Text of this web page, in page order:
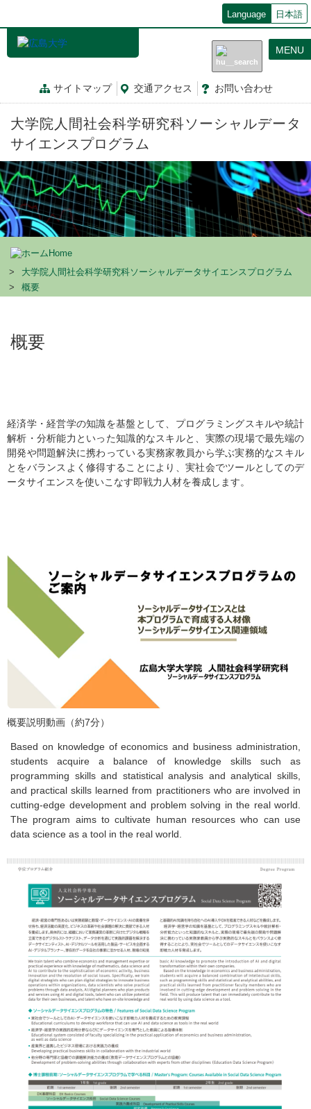
Language 日本語
サイトマップ 交通アクセス お問い合わせ
MENU
大学院人間社会科学研究科ソーシャルデータ
サイエンスプログラム
Home
大学院人間社会科学研究科ソーシャルデータサイエンスプログラム
概要
概要
経済学・経営学の知識を基盤として、プログラミングスキルや統計
解析・分析能力といった知識的なスキルと、実際の現場で最先端の
開発や問題解決に携わっている実務家教員から学ぶ実務的なスキル
とをバランスよく修得することにより、実社会でツールとしてのデ
ータサイエンスを使いこなす即戦力人材を養成します。
概要説明動画（約7分）
Based on knowledge of economics and business administration,
students acquire a balance of knowledge skills such as
programming skills and statistical analysis and analytical skills,
and practical skills learned from practitioners who are involved in
cutting-edge development and problem solving in the real world.
The program aims to cultivate human resources who can use
data science as a tool in the real world.